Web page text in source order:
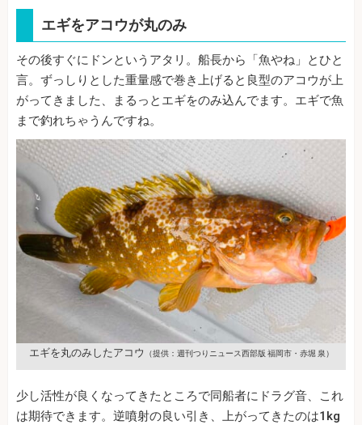
エギをアコウが丸のみ
その後すぐにドンというアタリ。船長から「魚やね」とひと
言。ずっしりとした重量感で巻き上げると良型のアコウが上
がってきました、まるっとエギをのみ込んでます。エギで魚
まで釣れちゃうんですね。
エギを丸のみしたアコウ （提供：週刊つりニュース西部版 福岡市・赤堀 泉）
少し活性が良くなってきたところで同船者にドラグ音、これ
は期待できます。逆噴射の良い引き、上がってきたのは1kg